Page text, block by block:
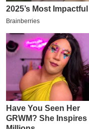
2
6
क्रा
इ
-
पे
प